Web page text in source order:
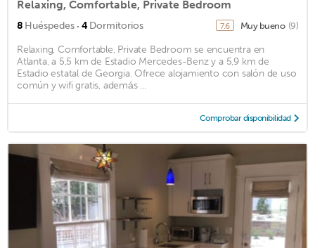
Relaxing, Comfortable, Private Bedroom
8 Huéspedes · 4Dormitorios 7.6 Muy bueno (9)
Relaxing, Comfortable, Private Bedroom se encuentra en
Atlanta, a 5,5 km de Estadio Mercedes-Benz y a 5,9 km de
Estadio estatal de Georgia. Ofrece alojamiento con salón de uso
común y wifi gratis, además ...
Comprobar disponibilidad